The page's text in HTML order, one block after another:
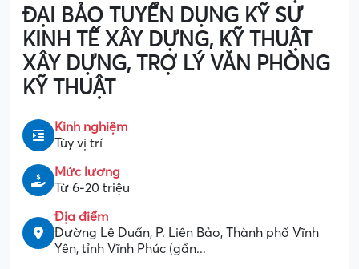
ĐẠI BẢO TUYỂN DỤNG KỸ SƯ
KINH TẾ XÂY DỰNG, KỸ THUẬT
XÂY DỰNG, TRỢ LÝ VĂN PHÒNG
KỸ THUẬT
Kinh nghiệm
Tùy vị trí
Mức lương
Từ 6-20 triệu
Địa điểm
Đường Lê Duẩn, P. Liên Bảo, Thành phố Vĩnh
Yên, tỉnh Vĩnh Phúc (gần...